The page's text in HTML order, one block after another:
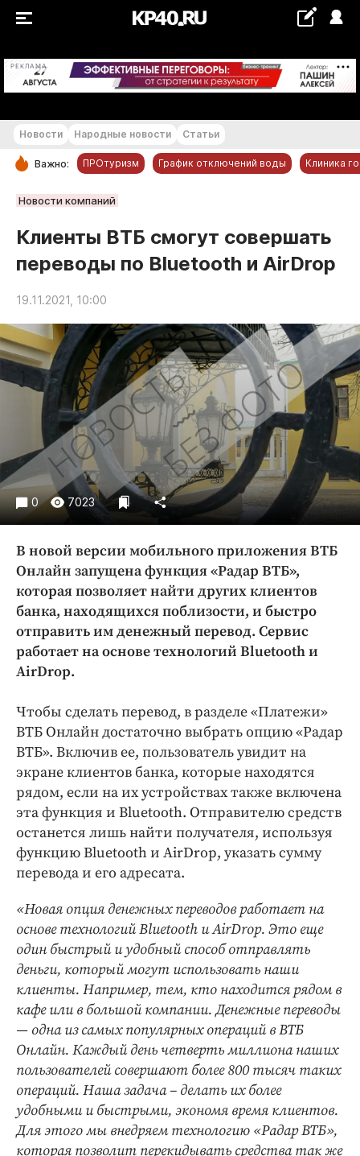
РЕКЛАМА +22...+23 °С
РУБРИКИ
Статьи
Народные новости
Авто и транспорт
Благоустройство
Криминал
Культура
Недвижимость и ЖКХ
Образование
Общество
Погода
Праздники
Происшествия
Спорт
Экономика и бизнес
ПРОЕКТЫ
Блоги
Издания
Интересное чтиво
Клиника года
Бренд года
Работодатель года
Новости Народные новости Статьи
Важно: ПРОтуризм График отключений воды Клиника
Новости компаний
Клиенты ВТБ смогут совершать
переводы по Bluetooth и AirDrop
19.11.2021, 10:00
0 7023
В новой версии мобильного приложения ВТБ
Онлайн запущена функция «Радар ВТБ»,
которая позволяет найти других клиентов
банка, находящихся поблизости, и быстро
отправить им денежный перевод. Сервис
работает на основе технологий Bluetooth и
AirDrop.
Чтобы сделать перевод, в разделе «Платежи»
ВТБ Онлайн достаточно выбрать опцию «Радар
ВТБ». Включив ее, пользователь увидит на
экране клиентов банка, которые находятся
рядом, если на их устройствах также включена
эта функция и Bluetooth. Отправителю средств
останется лишь найти получателя, используя
функцию Bluetooth и AirDrop, указать сумму
перевода и его адресата.
«Новая опция денежных переводов работает на
основе технологий Bluetooth и AirDrop. Это еще
один быстрый и удобный способ отправлять
деньги, который могут использовать наши
клиенты. Например, тем, кто находится рядом в
кафе или в большой компании. Денежные переводы
— одна из самых популярных операций в ВТБ
Онлайн. Каждый день четверть миллиона наших
пользователей совершают более 800 тысяч таких
операций. Наша задача – делать их более
удобными и быстрыми, экономя время клиентов.
Для этого мы внедряем технологию «Радар ВТБ»,
которая позволит перекидывать средства так же